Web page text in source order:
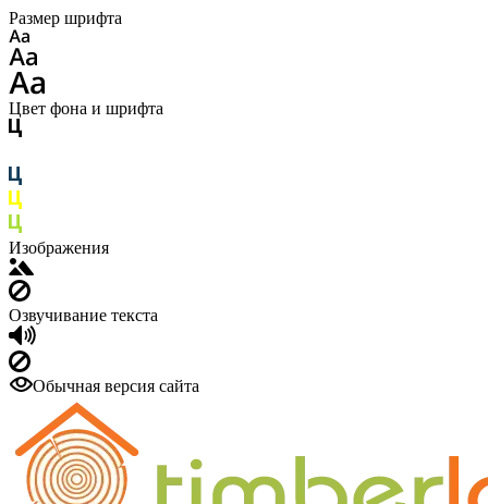
Размер шрифта
Цвет фона и шрифта
Изображения
Озвучивание текста
Обычная версия сайта